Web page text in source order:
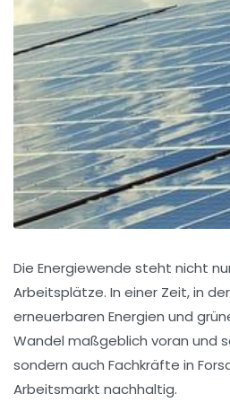
Die Energiewende steht nicht
Arbeitsplätze. In einer Zeit, in
erneuerbaren Energien und
Wandel maßgeblich voran und
sondern auch Fachkräfte in
Arbeitsmarkt nachhaltig.